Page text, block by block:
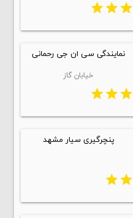
star
star
star
نمایندگی سی ان جی رحمانی
خیابان گاز
star
star
star
پنچرگیری سیار مشهد
star
star